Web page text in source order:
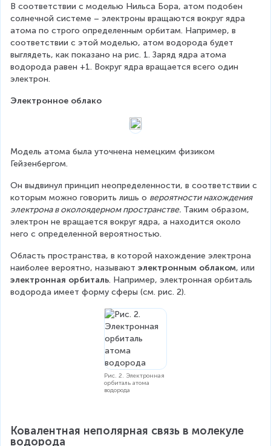
В соответствии с моделью Нильса Бора, атом подобен
солнечной системе – электроны вращаются вокруг ядра
атома по строго определенным орбитам. Например, в
соответствии с этой моделью, атом водорода будет
выглядеть, как показано на рис. 1. Заряд ядра атома
водорода равен +1. Вокруг ядра вращается всего один
электрон.
Электронное облако
Модель атома была уточнена немецким физиком
Гейзенбергом.
Он выдвинул принцип неопределенности, в соответствии с
которым можно говорить лишь о вероятности нахождения
электрона в околоядерном пространстве. Таким образом,
электрон не вращается вокруг ядра, а находится около
него с определенной вероятностью.
Область пространства, в которой нахождение электрона
наиболее вероятно, называют электронным облаком, или
электронная орбиталь. Например, электронная орбиталь
водорода имеет форму сферы (см. рис. 2).
Рис. 2. Электронная
орбиталь атома
водорода
Ковалентная неполярная связь в молекуле
водорода